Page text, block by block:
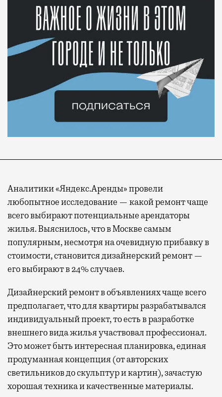
Аналитики «Яндекс.Аренды» провели
любопытное исследование — какой ремонт чаще
всего выбирают потенциальные арендаторы
жилья. Выяснилось, что в Москве самым
популярным, несмотря на очевидную прибавку в
стоимости, становится дизайнерский ремонт —
его выбирают в 24% случаев.
Дизайнерский ремонт в объявлениях чаще всего
предполагает, что для квартиры разрабатывался
индивидуальный проект, то есть в разработке
внешнего вида жилья участвовал профессионал.
Это может быть интересная планировка, единая
продуманная концепция (от авторских
светильников до скульптур и картин), зачастую
хорошая техника и качественные материалы.